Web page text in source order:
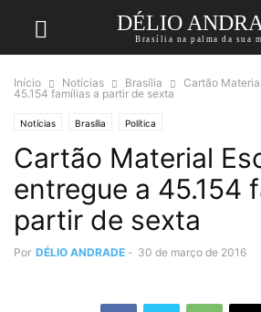
DÉLIO
Brasília na palma da sua
Início Notícias Brasília
Cartão
45.154 famílias a partir de sexta
Notícias Brasília Política
Cartão Material
entregue a 45.154
partir de sexta
Por DÉLIO ANDRADE - 30 de março de 2016